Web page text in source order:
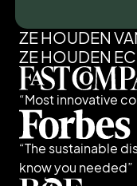
ZE HOUDEN
ZE HOUDEN
“Most innovative
“The sustainable
know you needed”